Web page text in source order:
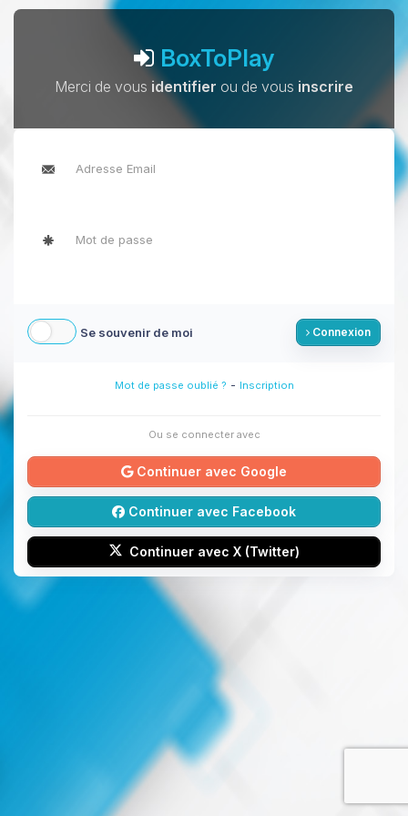
BoxToPlay
Merci de vous identifier ou de vous inscrire
Se souvenir de moi Connexion
Mot de passe oublié ? - Inscription
Ou se connecter avec
Continuer avec Google
Continuer avec Facebook
Continuer avec X (Twitter)